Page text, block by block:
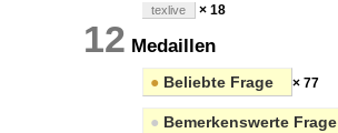
texlive × 18
12 Medaillen
● Beliebte Frage × 77
● Bemerkenswerte Frage